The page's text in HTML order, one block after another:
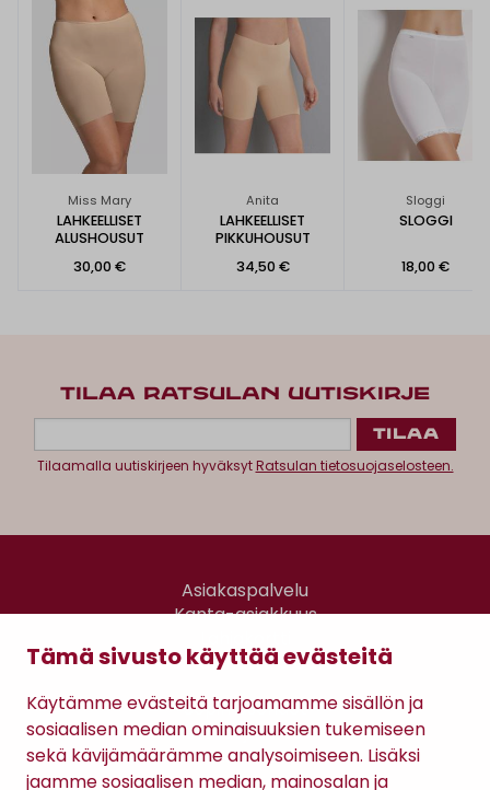
Tämä sivusto käyttää evästeitä
Käytämme evästeitä tarjoamamme sisällön ja
sosiaalisen median ominaisuuksien tukemiseen
sekä kävijämäärämme analysoimiseen. Lisäksi
jaamme sosiaalisen median, mainosalan ja
Miss Mary
LAHKEELLISET
ALUSHOUSUT
30,00 €
Anita
LAHKEELLISET
PIKKUHOUSUT
34,50 €
Sloggi
SLOGGI
18,00 €
TILAA RATSULAN UUTISKIRJE
Tilaamalla uutiskirjeen hyväksytRatsulan tietosuojaselosteen.
Asiakaspalvelu
Kanta-asiakkuus
Gomee Ratsula Café
Sopimusehdot
Tietosuojaseloste
Maksutavat